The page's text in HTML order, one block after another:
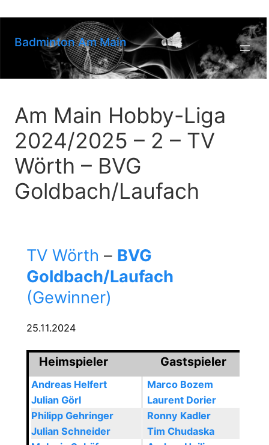
springen
Badminton Am Main
Am Main Hobby-Liga
2024/2025 – 2 – TV
Wörth – BVG
Goldbach/Laufach
TV Wörth – BVG
Goldbach/Laufach
(Gewinner)
25.11.2024
Heimspieler Gastspieler
Andreas Helfert
Julian Görl
Marco Bozem
Laurent Dorier
Philipp Gehringer
Julian Schneider
Ronny Kadler
Tim Chudaska